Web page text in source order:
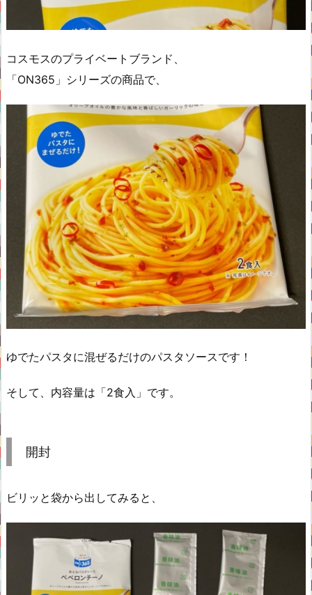
コスモスのプライベートブランド、
「ON365」シリーズの商品で、
ゆでたパスタに混ぜるだけのパスタソースです！
そして、内容量は「2食入」です。
開封
ビリッと袋から出してみると、